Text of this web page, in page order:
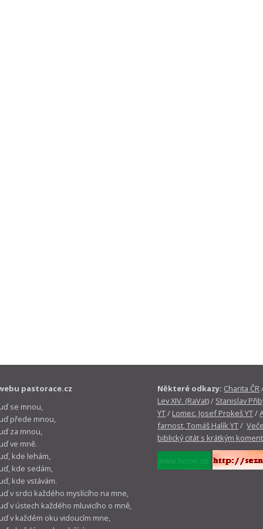
pastorace.cz
se mnou,
přede mnou,
za mnou,
ve mně.
kde lehám,
kde sedám,
kde vstávám.
v srdci každého myslícího na mne,
v ústech každého mluvicího o mně,
v každém oku vidoucím mne,
Některé odkazy: Charita ČR
Lev XIV. (RaVat)/ Stanislav
YT/ Lomec, Josef Prokeš YT/
farnost, Tomáš Halík YT/
biblický citát s krátkým